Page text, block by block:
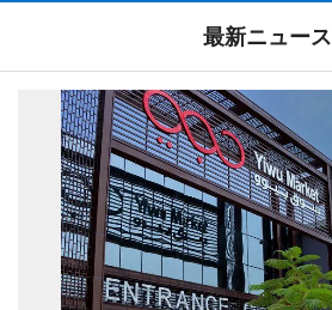
最新ニュース